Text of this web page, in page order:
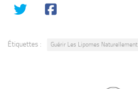
Étiquettes : Guérir Les Lipomes Naturellement